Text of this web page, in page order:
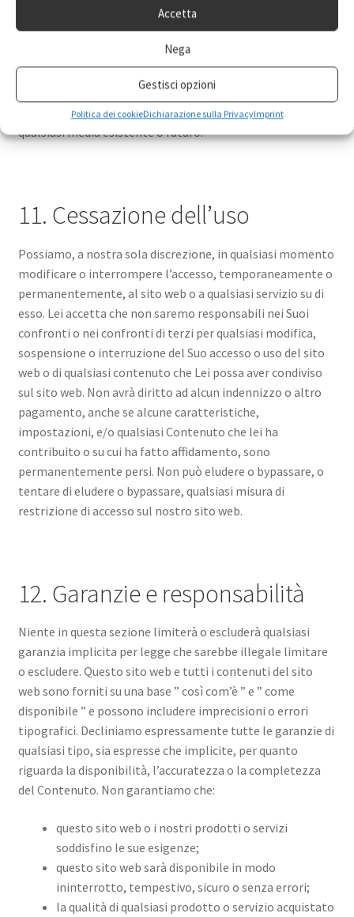
Accetta
Nega
Gestisci opzioni
Politica dei cookieDichiarazione sulla PrivacyImprint
non abbiamo prima firmato un accordo sulla proprietà
intellettuale o un accordo di non divulgazione. Se ce lo
riveli in assenza di tale accordo scritto, ci concedi una
licenza mondiale, irrevocabile, non esclusiva, priva di
royalty per utilizzare, riprodurre, memorizzare, adattare,
pubblicare, tradurre e distribuire il tuo contenuto in
qualsiasi media esistente o futuro.
11. Cessazione dell’uso
Possiamo, a nostra sola discrezione, in qualsiasi momento
modificare o interrompere l’accesso, temporaneamente o
permanentemente, al sito web o a qualsiasi servizio su di
esso. Lei accetta che non saremo responsabili nei Suoi
confronti o nei confronti di terzi per qualsiasi modifica,
sospensione o interruzione del Suo accesso o uso del sito
web o di qualsiasi contenuto che Lei possa aver condiviso
sul sito web. Non avrà diritto ad alcun indennizzo o altro
pagamento, anche se alcune caratteristiche,
impostazioni, e/o qualsiasi Contenuto che lei ha
contribuito o su cui ha fatto affidamento, sono
permanentemente persi. Non può eludere o bypassare, o
tentare di eludere o bypassare, qualsiasi misura di
restrizione di accesso sul nostro sito web.
12. Garanzie e responsabilità
Niente in questa sezione limiterà o escluderà qualsiasi
garanzia implicita per legge che sarebbe illegale limitare
o escludere. Questo sito web e tutti i contenuti del sito
web sono forniti su una base ” così com’è ” e ” come
disponibile ” e possono includere imprecisioni o errori
tipografici. Decliniamo espressamente tutte le garanzie di
qualsiasi tipo, sia espresse che implicite, per quanto
riguarda la disponibilità, l’accuratezza o la completezza
del Contenuto. Non garantiamo che:
questo sito web o i nostri prodotti o servizi
soddisfino le sue esigenze;
questo sito web sarà disponibile in modo
ininterrotto, tempestivo, sicuro o senza errori;
la qualità di qualsiasi prodotto o servizio acquistato